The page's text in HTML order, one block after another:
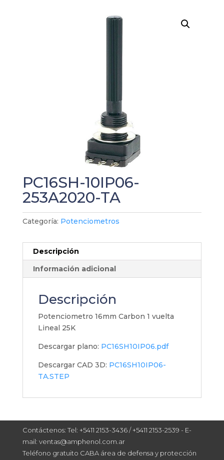
PC16SH-10IP06-
253A2020-TA
Categoría: Potenciometros
Descripción
Información adicional
Descripción
Potenciometro 16mm Carbon 1 vuelta
Lineal 25K
Descargar plano: PC16SH10IP06.pdf
Descargar CAD 3D: PC16SH10IP06-
TA.STEP
Contáctenos: Tel: +5411 2153-3436 / +5411 2153-2539 - E-
mail: ventas@amphenol.com.ar
Teléfono gratuito CABA área de defensa y protección